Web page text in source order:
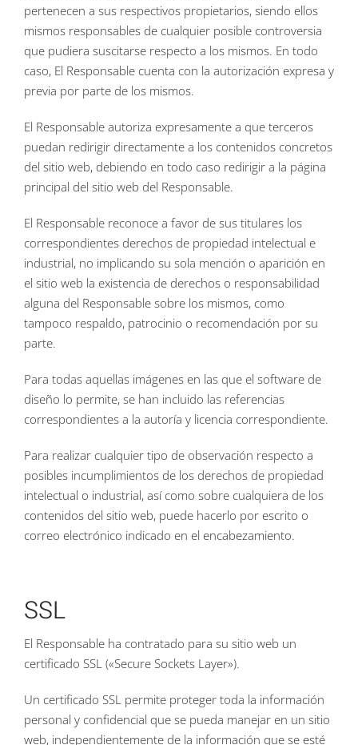
pertenecen a sus respectivos propietarios, siendo ellos
mismos responsables de cualquier posible controversia
que pudiera suscitarse respecto a los mismos. En todo
caso, El Responsable cuenta con la autorización expresa y
previa por parte de los mismos.
El Responsable autoriza expresamente a que terceros
puedan redirigir directamente a los contenidos concretos
del sitio web, debiendo en todo caso redirigir a la página
principal del sitio web del Responsable.
El Responsable reconoce a favor de sus titulares los
correspondientes derechos de propiedad intelectual e
industrial, no implicando su sola mención o aparición en
el sitio web la existencia de derechos o responsabilidad
alguna del Responsable sobre los mismos, como
tampoco respaldo, patrocinio o recomendación por su
parte.
Para todas aquellas imágenes en las que el software de
diseño lo permite, se han incluido las referencias
correspondientes a la autoría y licencia correspondiente.
Para realizar cualquier tipo de observación respecto a
posibles incumplimientos de los derechos de propiedad
intelectual o industrial, así como sobre cualquiera de los
contenidos del sitio web, puede hacerlo por escrito o
correo electrónico indicado en el encabezamiento.
SSL
El Responsable ha contratado para su sitio web un
certificado SSL («Secure Sockets Layer»).
Un certificado SSL permite proteger toda la información
personal y confidencial que se pueda manejar en un sitio
web, independientemente de la información que se esté